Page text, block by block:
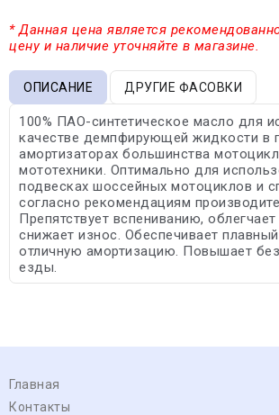
* Данная цена является
цену и наличие уточняйте в магазине.
ОПИСАНИЕ ДРУГИЕ ФАСОВКИ
100% ПАО-синтетическое масло для
качестве демпфирующей жидкости в
амортизаторах большинства
мототехники. Оптимально для
подвесках шоссейных мотоциклов и
согласно рекомендациям
Препятствует вспениванию,
снижает износ. Обеспечивает
отличную амортизацию. Повышает
езды.
Главная
Контакты